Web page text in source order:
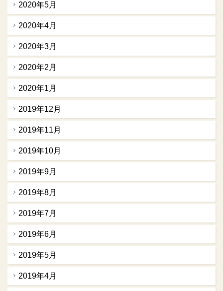
2020年5月
2020年4月
2020年3月
2020年2月
2020年1月
2019年12月
2019年11月
2019年10月
2019年9月
2019年8月
2019年7月
2019年6月
2019年5月
2019年4月